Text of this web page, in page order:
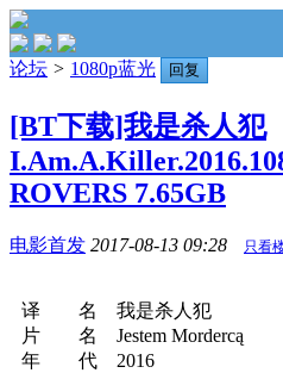
论坛 > 1080p蓝光 回复
[BT下载]我是杀人犯
ROVERS 7.65GB
电影首发 2017-08-13 09:28 只看
译 名 我是杀人犯
片 名 Jestem Mordercą
年 代 2016